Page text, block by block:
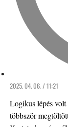
2025. 04. 06. / 11:21
Logikus lépés
többször